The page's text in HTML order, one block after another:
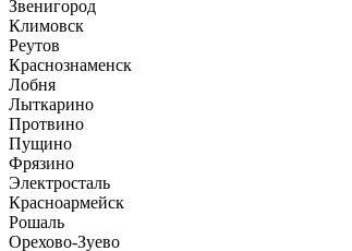
Звенигород
Климовск
Реутов
Краснознаменск
Лобня
Лыткарино
Протвино
Пущино
Фрязино
Электросталь
Красноармейск
Рошаль
Орехово-Зуево